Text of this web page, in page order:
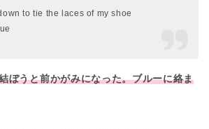
to tie the laces of my shoe
ぼうと前かがみになった。ブルーに絡ま